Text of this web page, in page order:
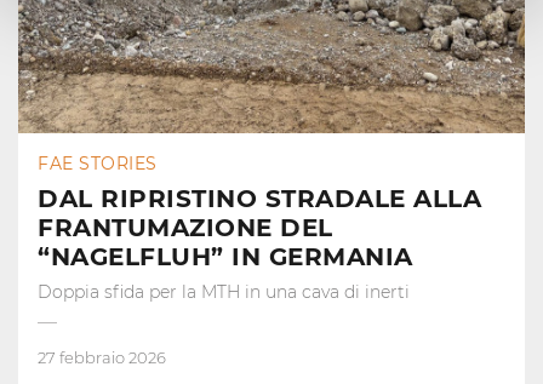
FAE STORIES
DAL RIPRISTINO STRADALE ALLA
FRANTUMAZIONE DEL
“NAGELFLUH” IN GERMANIA
Doppia sfida per la MTH in una cava di inerti
27 febbraio 2026